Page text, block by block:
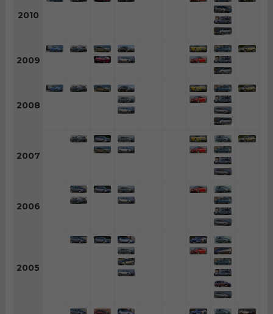
2010
2009
2008
2007
2006
2005